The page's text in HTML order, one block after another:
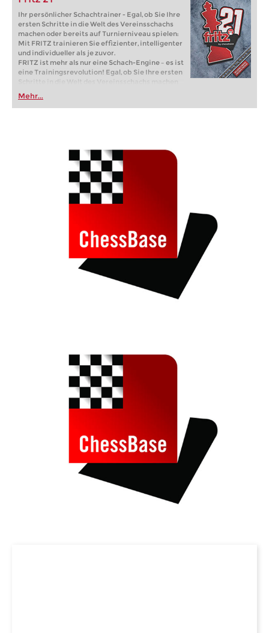
Ihr persönlicher Schachtrainer - Egal, ob Sie Ihre
ersten Schritte in die Welt des Vereinsschachs
machen oder bereits auf Turnierniveau spielen:
Mit FRITZ trainieren Sie effizienter, intelligenter
und individueller als je zuvor.
FRITZ ist mehr als nur eine Schach-Engine – es ist
eine Trainingsrevolution! Egal, ob Sie Ihre ersten
Schritte in die Welt des Vereinsschachs machen
oder bereits auf Turnierniveau spielen: Mit
FRITZ trainieren Sie effizienter, intelligenter und
individueller als je zuvor.
Mehr...